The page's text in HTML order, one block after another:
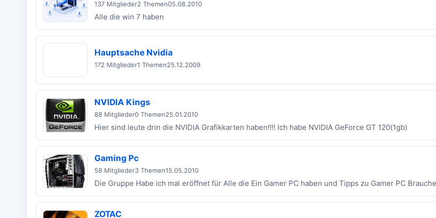
137 Mitglieder2 Themen05.08.2010
Alle die win 7 haben
Hauptsache Nvidia
172 Mitglieder1 Themen25.12.2009
NVIDIA Kings
88 Mitglieder0 Themen25.01.2010
Hier sind leute drin die NVIDIA Grafikkarten haben!!!! Ich habe NVIDIA GeForce GT 120(1gb)
Gaming Pc
58 Mitglieder3 Themen15.05.2010
Die Gruppe Habe ich mal eröffnet für Alle die Ein Gamer PC haben und Tipps zu Gamer PC
ZOTAC